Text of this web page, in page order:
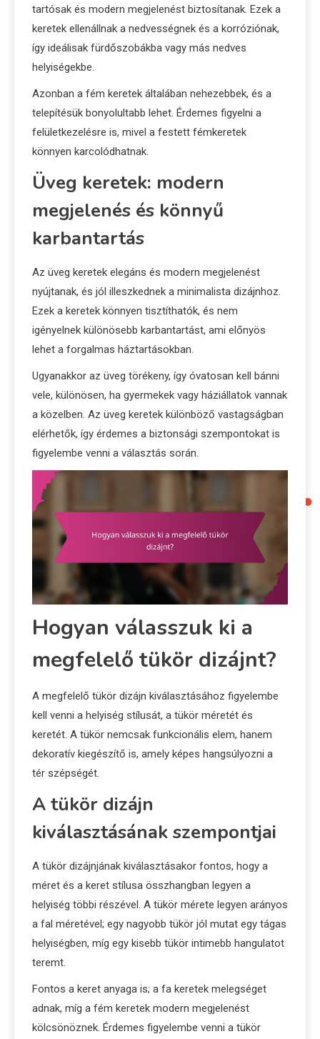
tartósak és modern megjelenést biztosítanak. Ezek a
keretek ellenállnak a nedvességnek és a korróziónak,
így ideálisak fürdőszobákba vagy más nedves
helyiségekbe.
Azonban a fém keretek általában nehezebbek, és a
telepítésük bonyolultabb lehet. Érdemes figyelni a
felületkezelésre is, mivel a festett fémkeretek
könnyen karcolódhatnak.
Üveg keretek: modern
megjelenés és könnyű
karbantartás
Az üveg keretek elegáns és modern megjelenést
nyújtanak, és jól illeszkednek a minimalista dizájnhoz.
Ezek a keretek könnyen tisztíthatók, és nem
igényelnek különösebb karbantartást, ami előnyös
lehet a forgalmas háztartásokban.
Ugyanakkor az üveg törékeny, így óvatosan kell bánni
vele, különösen, ha gyermekek vagy háziállatok vannak
a közelben. Az üveg keretek különböző vastagságban
elérhetők, így érdemes a biztonsági szempontokat is
figyelembe venni a választás során.
Hogyan válasszuk ki a
megfelelő tükör dizájnt?
A megfelelő tükör dizájn kiválasztásához figyelembe
kell venni a helyiség stílusát, a tükör méretét és
keretét. A tükör nemcsak funkcionális elem, hanem
dekoratív kiegészítő is, amely képes hangsúlyozni a
tér szépségét.
A tükör dizájn
kiválasztásának szempontjai
A tükör dizájnjának kiválasztásakor fontos, hogy a
méret és a keret stílusa összhangban legyen a
helyiség többi részével. A tükör mérete legyen arányos
a fal méretével; egy nagyobb tükör jól mutat egy tágas
helyiségben, míg egy kisebb tükör intimebb hangulatot
teremt.
Fontos a keret anyaga is; a fa keretek melegséget
adnak, míg a fém keretek modern megjelenést
kölcsönöznek. Érdemes figyelembe venni a tükör